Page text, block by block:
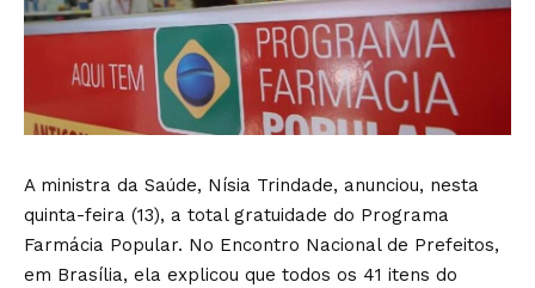
A ministra da Saúde, Nísia Trindade, anunciou, nesta
quinta-feira (13), a total gratuidade do Programa
Farmácia Popular. No Encontro Nacional de Prefeitos,
em Brasília, ela explicou que todos os 41 itens do